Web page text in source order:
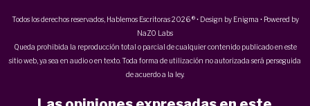
Todos los derechos reservados, Hablemos Escritoras 2026 ® • Design by Enigma • Powered by
NaZO Labs
Queda prohibida la reproducción total o parcial de cualquier contenido publicado en este
sitio web, ya sea en audio o en texto. Toda forma de utilización no autorizada será perseguida
de acuerdo a la ley.